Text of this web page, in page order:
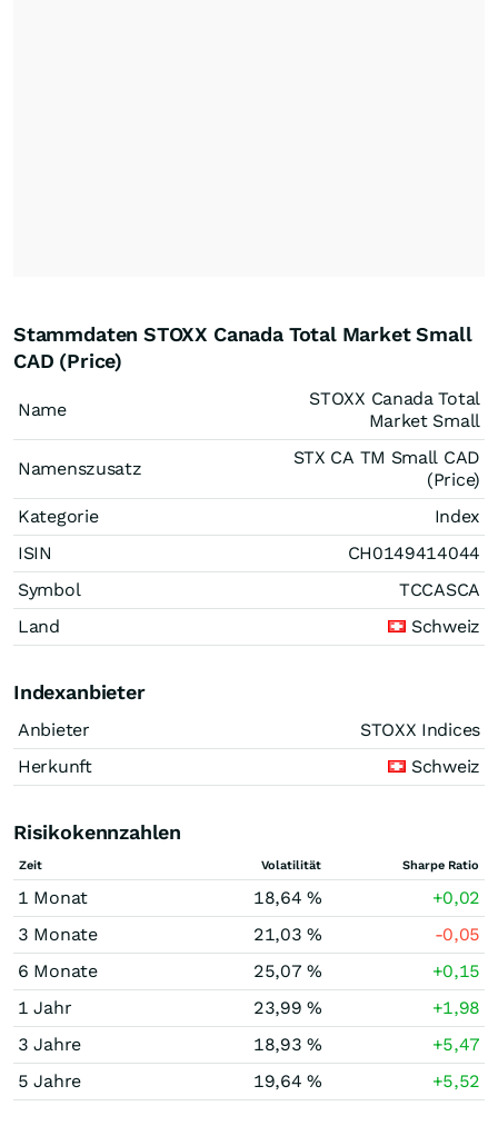
Stammdaten STOXX Canada Total Market Small
CAD (Price)
Name
STOXX Canada Total
Market Small
Namenszusatz
STX CA TM Small CAD
(Price)
Kategorie
Index
ISIN
CH0149414044
Symbol
TCCASCA
Land
Schweiz
Indexanbieter
Anbieter
STOXX Indices
Herkunft
Schweiz
Risikokennzahlen
Zeit Volatilität Sharpe Ratio
1 Monat 18,64 %
+0,02
3 Monate
21,03 %
-0,05
6 Monate
25,07 %
+0,15
1 Jahr
23,99 %
+1,98
3 Jahre
18,93 %
+5,47
5 Jahre
19,64 % +5,52